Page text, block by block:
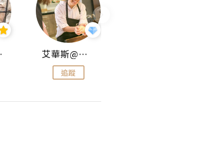
艾華斯@鄭大小姐工房
追蹤